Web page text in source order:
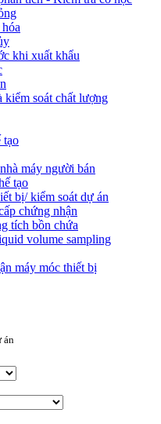
khi xuất khẩu
soát chất lượng
tạo
máy người bán
tạo
bị/ kiểm soát dự án
chứng nhận
tích bồn chứa
volume sampling
máy móc thiết bị
án